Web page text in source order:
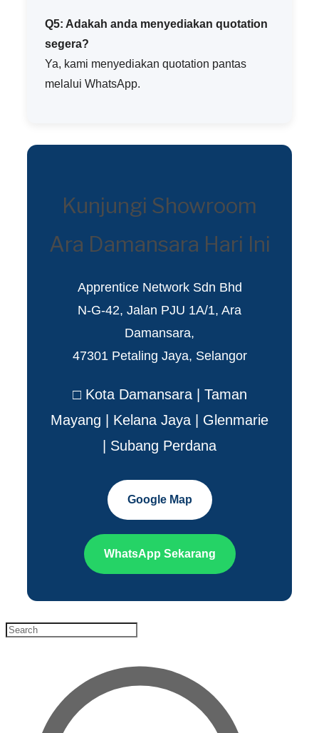
Q5: Adakah anda menyediakan quotation
segera?
Ya, kami menyediakan quotation pantas
melalui WhatsApp.
Kunjungi Showroom
Ara Damansara Hari Ini
Apprentice Network Sdn Bhd
N-G-42, Jalan PJU 1A/1, Ara
Damansara,
47301 Petaling Jaya, Selangor
□ Kota Damansara | Taman
Mayang | Kelana Jaya | Glenmarie
| Subang Perdana
Google Map
WhatsApp Sekarang